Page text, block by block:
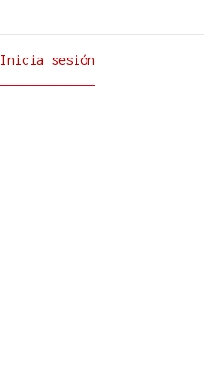
Inicia sesión